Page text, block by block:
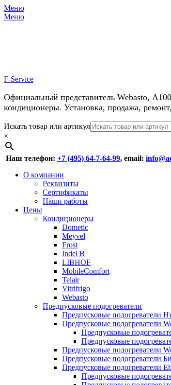
Меню
Меню
F-Service
Официальный представитель Webasto,
кондиционеры. Установка, продажа,
Header
Right
Menu
Перейти
к
содержимому
Искать товар или артикул
×
Наш телефон: +7 (495) 64-7-64-99, email:
Основное
Перейти
содержимому
О компании
Реквизиты
Сертификаты
Наши работы
Цены
Кондиционеры
Dometic
Meyvel
Frost
Indel B
LIBHOF
MobileComfort
Telair
Vitrifrigo
Webasto
Предпусковые подогреватели
Предпусковые подогреватели
Предпусковые подогреватели
Предпусковые
Предпусковые
Предпусковые подогреватели
Предпусковые подогреватели
Предпусковые подогреватели
Предпусковые